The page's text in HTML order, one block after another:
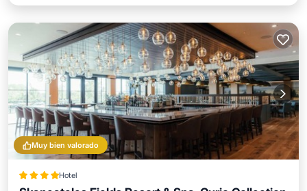
Muy bien valorado
Hotel